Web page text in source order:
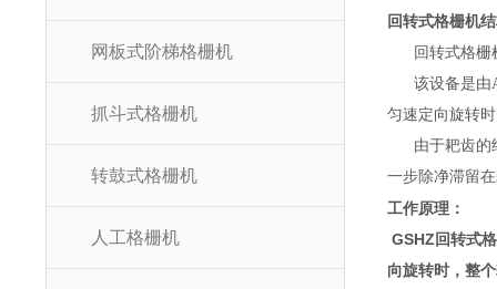
网板式阶梯格栅机
抓斗式格栅机
转鼓式格栅机
人工格栅机
回转式格栅机结
回转式格栅机
该设备是由
匀速定向旋转时
由于耙齿的结
一步除净滞留在耙
工作原理：
GSHZ回转式格
向旋转时，